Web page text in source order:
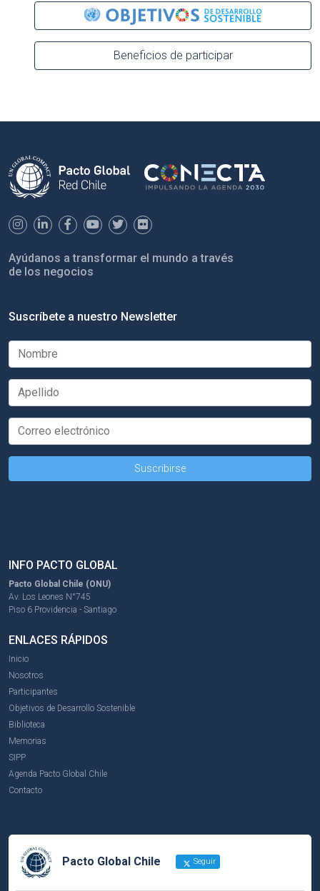
Beneficios de participar
Ayúdanos a transformar el mundo a través
de los negocios
Suscríbete a nuestro Newsletter
INFO PACTO GLOBAL
Pacto Global Chile (ONU)
Av. Los Leones N°745
Piso 6 Providencia - Santiago
ENLACES RÁPIDOS
Inicio
Nosotros
Participantes
Objetivos de Desarrollo Sostenible
Biblioteca
Memorias
SIPP
Agenda Pacto Global Chile
Contacto
Pacto Global Chile Seguir